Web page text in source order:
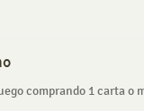
comprando 1 carta o